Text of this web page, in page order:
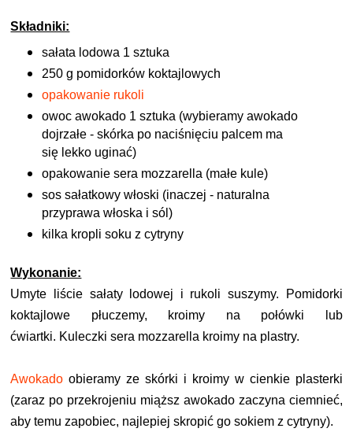
Składniki:
sałata lodowa 1 sztuka
250 g pomidorków koktajlowych
opakowanie rukoli
owoc awokado 1 sztuka (wybieramy awokado
dojrzałe - skórka po naciśnięciu palcem ma
się lekko uginać)
opakowanie sera mozzarella (małe kule)
sos sałatkowy włoski (inaczej - naturalna
przyprawa włoska i sól)
kilka kropli soku z cytryny
Wykonanie:
Umyte liście sałaty lodowej i rukoli suszymy.
Pomidorki
koktajlowe płuczemy, kroimy na połówki lub
ćwiartki. Kuleczki sera mozzarella kroimy na plastry.
Awokado obieramy ze skórki i kroimy w cienkie plasterki
(zaraz po przekrojeniu miąższ awokado zaczyna ciemnieć,
aby temu zapobiec, najlepiej skropić go sokiem z cytryny).